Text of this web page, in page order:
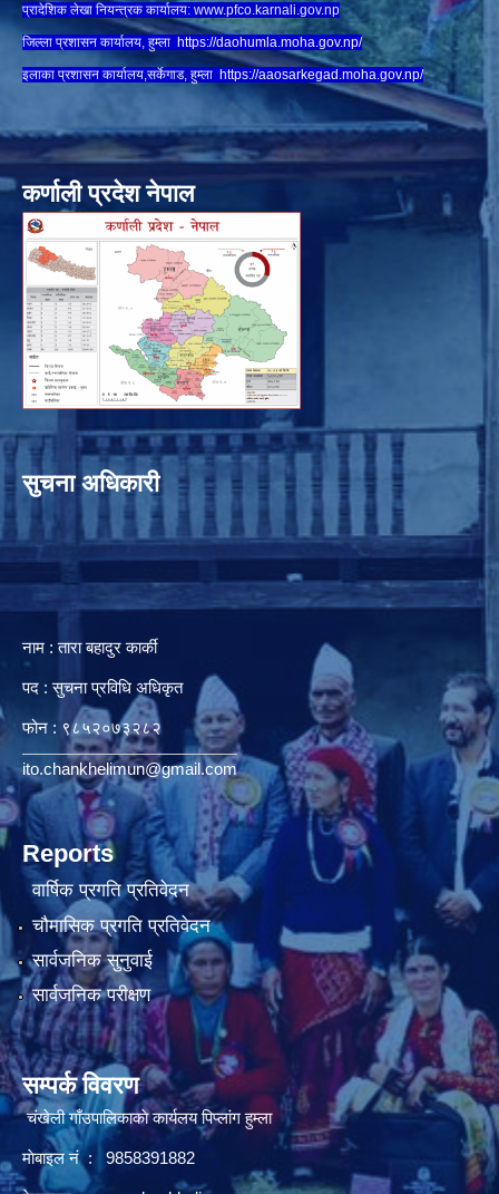
प्रादेशिक लेखा नियन्त्रक कार्यालय: www.pfco.karnali.gov.np
जिल्ला प्रशासन कार्यालय, हुम्ला https://daohumla.moha.gov.np/
इलाका प्रशासन कार्यालय,सर्केगाड, हुम्ला https://aaosarkegad.moha.gov.np/
कर्णाली प्रदेश नेपाल
सुचना अधिकारी
नाम : तारा बहादुर कार्की
पद : सुचना प्रविधि अधिकृत
फोन : ९८५२०७३२८२
ito.chankhelimun@gmail.com
Reports
वार्षिक प्रगति प्रतिवेदन
चौमासिक प्रगति प्रतिवेदन
सार्वजनिक सुनुवाई
सार्वजनिक परीक्षण
सम्पर्क विवरण
चंखेली गाँउपालिकाकाे कार्यलय पिप्लांग हुम्ला
माेबाइल नं : 9858391882